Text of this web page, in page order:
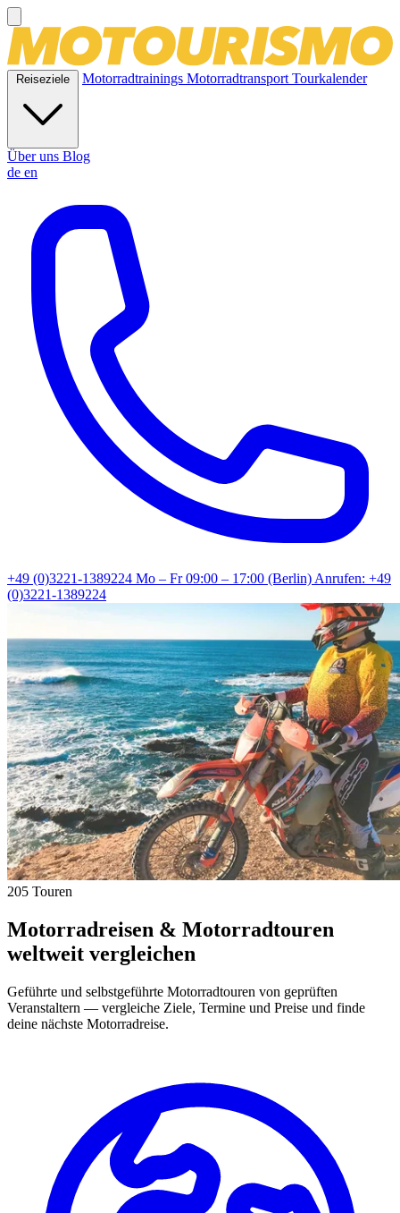
Reiseziele Motorradtrainings MotorradtransportTourkalender
Über uns Blog
de en
+49 (0)3221-1389224 Mo – Fr 09:00 – 17:00 (Berlin)Anrufen: +49
(0)3221-1389224
205 Touren
Motorradreisen & Motorradtouren
weltweit vergleichen
Geführte und selbstgeführte Motorradtouren von geprüften
Veranstaltern — vergleiche Ziele, Termine und Preise und finde
deine nächste Motorradreise.